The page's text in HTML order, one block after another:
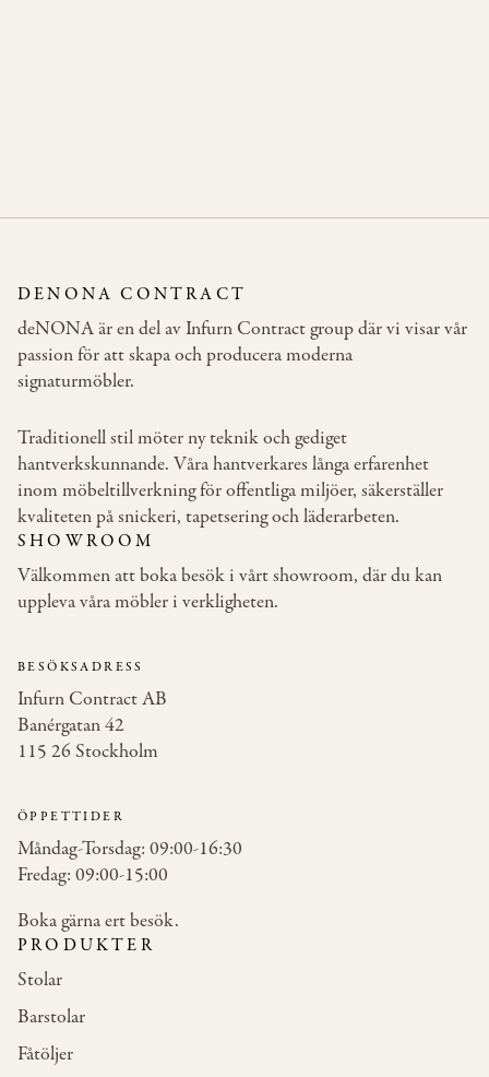
DENONA CONTRACT
deNONA är en del av Infurn Contract group där vi visar vår
passion för att skapa och producera moderna
signaturmöbler.
Traditionell stil möter ny teknik och gediget
hantverkskunnande. Våra hantverkares långa erfarenhet
inom möbeltillverkning för offentliga miljöer, säkerställer
kvaliteten på snickeri, tapetsering och läderarbeten.
SHOWROOM
Välkommen att boka besök i vårt showroom, där du kan
uppleva våra möbler i verkligheten.
BESÖKSADRESS
Infurn Contract AB
Banérgatan 42
115 26 Stockholm
ÖPPETTIDER
Måndag-Torsdag: 09:00-16:30
Fredag: 09:00-15:00
Boka gärna ert besök.
PRODUKTER
Stolar
Barstolar
Fåtöljer